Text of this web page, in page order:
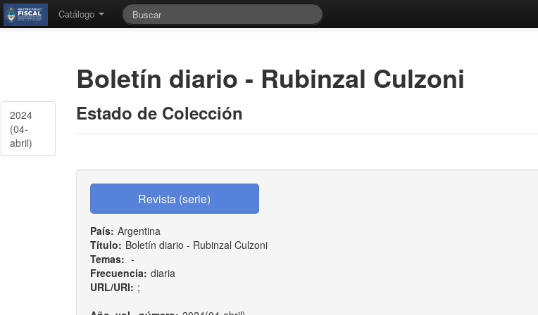
Catálogo
2024
(04-
abril)
Boletí­n diario - Rubinzal Culzoni
Estado de Colección
País: Argentina
Título: Boletí­n diario - Rubinzal Culzoni
Temas: -
Frecuencia: diaria
URL/URI: ;